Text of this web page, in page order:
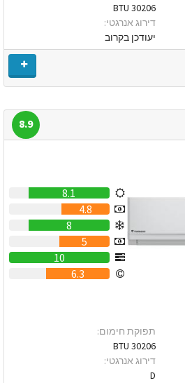
30206 BTU
דירוג אנרגטי:
יעודכן בקרוב
8.9
8.1
4.8
8
5
10
6.3
תפוקת חימום:
30206 BTU
דירוג אנרגטי:
D